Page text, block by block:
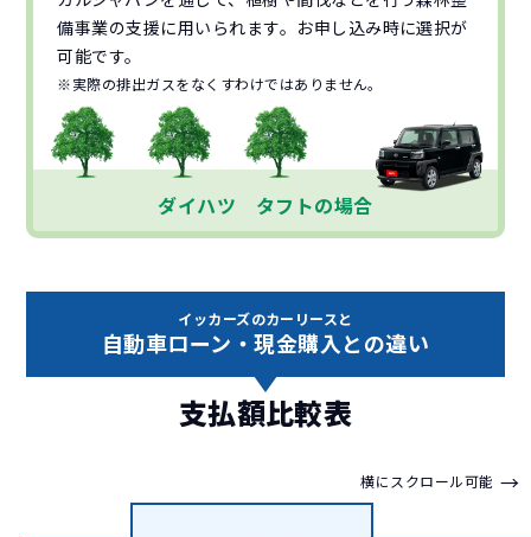
備事業の支援に用いられます。お申し込み時に選択が
可能です。
※実際の排出ガスをなくすわけではありません。
ダイハツ タフトの場合
イッカーズのカーリースと
自動車ローン・現金購入との違い
支払額比較表
横にスクロール可能 →